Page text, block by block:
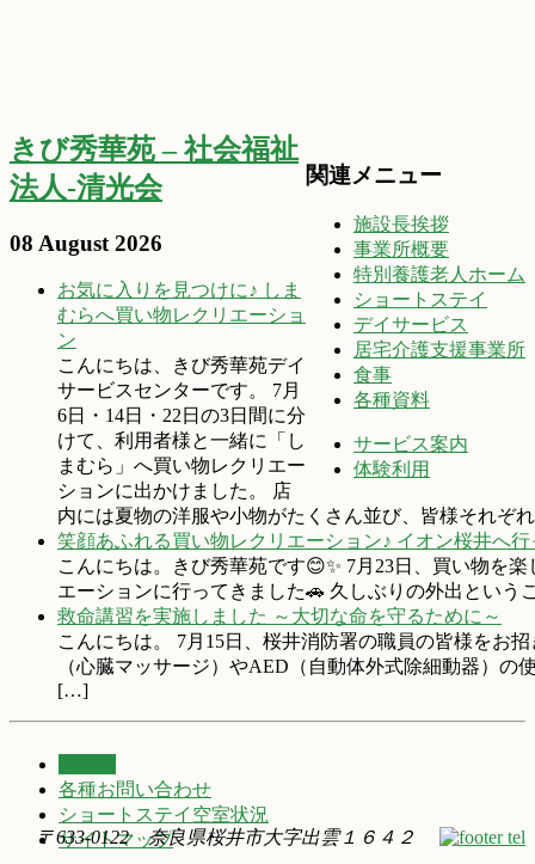
関連メニュー
施設長挨拶
事業所概要
特別養護老人ホーム
ショートステイ
デイサービス
居宅介護支援事業所
食事
各種資料
サービス案内
体験利用
きび秀華苑 – 社会福祉
法人-清光会
08 August 2026
お気に入りを見つけに♪ しま
むらへ買い物レクリエーショ
ン
こんにちは、きび秀華苑デイ
サービスセンターです。 7月
6日・14日・22日の3日間に分
けて、利用者様と一緒に「し
まむら」へ買い物レクリエー
ションに出かけました。 店
内には夏物の洋服や小物がたくさん並び、皆様それぞ
笑顔あふれる買い物レクリエーション♪ イオン桜井へ
こんにちは。きび秀華苑です😊✨ 7月23日、買い物を
エーションに行ってきました🚗 久しぶりの外出とい
救命講習を実施しました ～大切な命を守るために～
こんにちは。 7月15日、桜井消防署の職員の皆様をお
（心臓マッサージ）やAED（自動体外式除細動器）
[…]
各種お問い合わせ
ショートステイ空室状況
サイトマップ
〒633-0122 奈良県桜井市大字出雲１６４２